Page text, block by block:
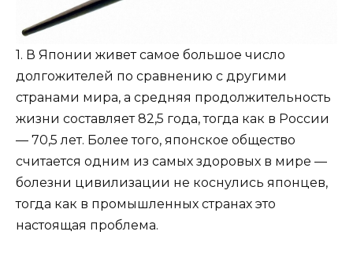
1. В Японии живет самое большое число
долгожителей по сравнению с другими
странами мира, а средняя продолжительность
жизни составляет 82,5 года, тогда как в России
— 70,5 лет. Более того, японское общество
считается одним из самых здоровых в мире —
болезни цивилизации не коснулись японцев,
тогда как в промышленных странах это
настоящая проблема.